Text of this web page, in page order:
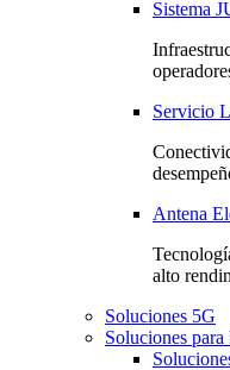
Sistema
Servicio
Antena
alto
Soluciones 5G
Soluciones